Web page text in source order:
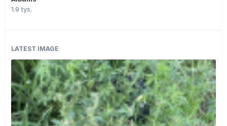
1.9 tys.
LATEST IMAGE